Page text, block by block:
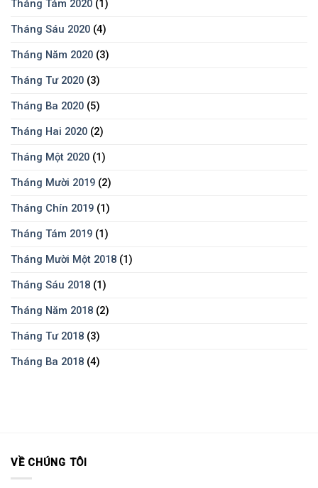
Tháng Tám 2020 (1)
Tháng Sáu 2020 (4)
Tháng Năm 2020 (3)
Tháng Tư 2020 (3)
Tháng Ba 2020 (5)
Tháng Hai 2020 (2)
Tháng Một 2020 (1)
Tháng Mười 2019 (2)
Tháng Chín 2019 (1)
Tháng Tám 2019 (1)
Tháng Mười Một 2018 (1)
Tháng Sáu 2018 (1)
Tháng Năm 2018 (2)
Tháng Tư 2018 (3)
Tháng Ba 2018 (4)
VỀ CHÚNG TÔI